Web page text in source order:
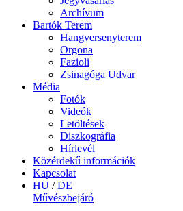
Archívum
Bartók Terem
Hangversenyterem
Orgona
Fazioli
Zsinagóga Udvar
Média
Fotók
Videók
Letöltések
Diszkográfia
Hírlevél
Közérdekű információk
Kapcsolat
HU / DE
Művészbejáró